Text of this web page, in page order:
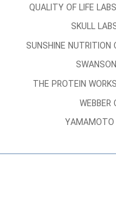
QUALITY OF LIFE
SKULL
SUNSHINE NUTRITION
THE PROTEIN
WEBBER